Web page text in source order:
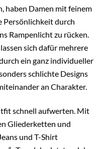
Ringe,Filigrane Ringe
,Verlobungsring